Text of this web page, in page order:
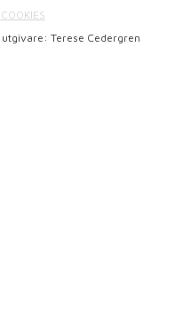
COOKIES
utgivare: Terese Cedergren